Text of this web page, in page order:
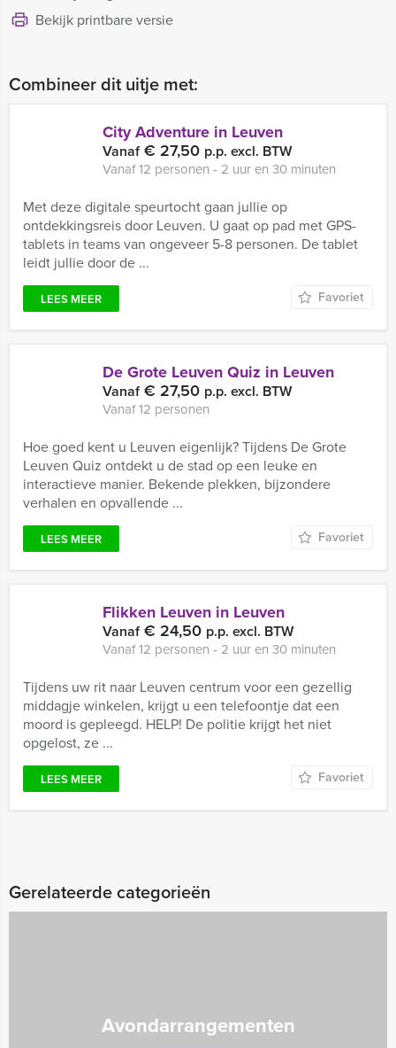
Bekijk printbare versie
Combineer dit uitje met:
City Adventure in Leuven
Vanaf€ 27,50 p.p. excl. BTW
Vanaf 12 personen ‐ 2 uur en 30 minuten
Met deze digitale speurtocht gaan jullie op
ontdekkingsreis door Leuven. U gaat op pad met GPS-
tablets in teams van ongeveer 5-8 personen. De tablet
leidt jullie door de ...
LEES MEER Favoriet
De Grote Leuven Quiz in Leuven
Vanaf€ 27,50 p.p. excl. BTW
Vanaf 12 personen
Hoe goed kent u Leuven eigenlijk? Tijdens De Grote
Leuven Quiz ontdekt u de stad op een leuke en
interactieve manier. Bekende plekken, bijzondere
verhalen en opvallende ...
LEES MEER Favoriet
Flikken Leuven in Leuven
Vanaf€ 24,50 p.p. excl. BTW
Vanaf 12 personen ‐ 2 uur en 30 minuten
Tijdens uw rit naar Leuven centrum voor een gezellig
middagje winkelen, krijgt u een telefoontje dat een
moord is gepleegd. HELP! De politie krijgt het niet
opgelost, ze ...
LEES MEER Favoriet
Gerelateerde categorieën
Avondarrangementen